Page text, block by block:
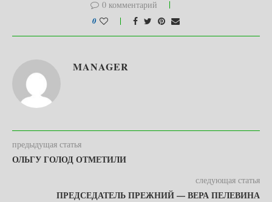
0 комментарий
0
MANAGER
предыдущая статья
ОЛЬГУ ГОЛОД ОТМЕТИЛИ
следующая статья
ПРЕДСЕДАТЕЛЬ ПРЕЖНИЙ — ВЕРА ПЕЛЕВИНА